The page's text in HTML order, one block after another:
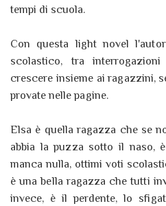
tempi di scuola.
Con questa light novel
scolastico, tra
crescere insieme ai ragazzini,
provate nelle pagine.
Elsa è quella ragazza che se
abbia la puzza sotto il naso,
manca nulla, ottimi voti
è una bella ragazza che tutti
invece, è il perdente, lo